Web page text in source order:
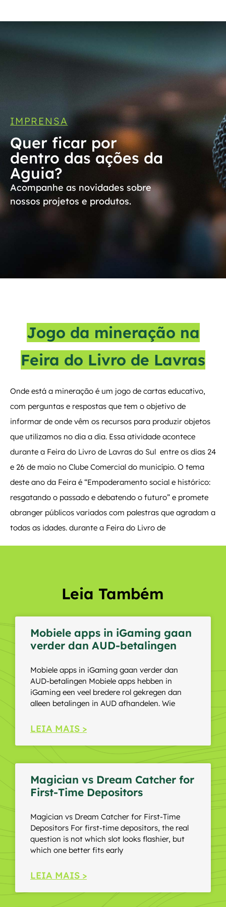
IMPRENSA
Quer ficar por
dentro das ações da
Aguia?
Acompanhe as novidades sobre
nossos projetos e produtos.
Jogo da mineração na
Feira do Livro de Lavras
Onde está a mineração é um jogo de cartas educativo,
com perguntas e respostas que tem o objetivo de
informar de onde vêm os recursos para produzir objetos
que utilizamos no dia a dia. Essa atividade acontece
durante a Feira do Livro de Lavras do Sul entre os dias 24
e 26 de maio no Clube Comercial do município. O tema
deste ano da Feira é “Empoderamento social e histórico:
resgatando o passado e debatendo o futuro” e promete
abranger públicos variados com palestras que agradam a
todas as idades. durante a Feira do Livro de
Leia Também
Mobiele apps in iGaming gaan
verder dan AUD-betalingen
Mobiele apps in iGaming gaan verder dan
AUD-betalingen Mobiele apps hebben in
iGaming een veel bredere rol gekregen dan
alleen betalingen in AUD afhandelen. Wie
LEIA MAIS >
Magician vs Dream Catcher for
First-Time Depositors
Magician vs Dream Catcher for First-Time
Depositors For first-time depositors, the real
question is not which slot looks flashier, but
which one better fits early
LEIA MAIS >